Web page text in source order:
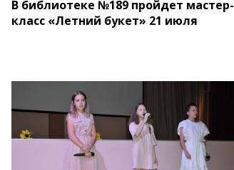
В библиотеке №189 пройдет мастер-
класс «Летний букет» 21 июля